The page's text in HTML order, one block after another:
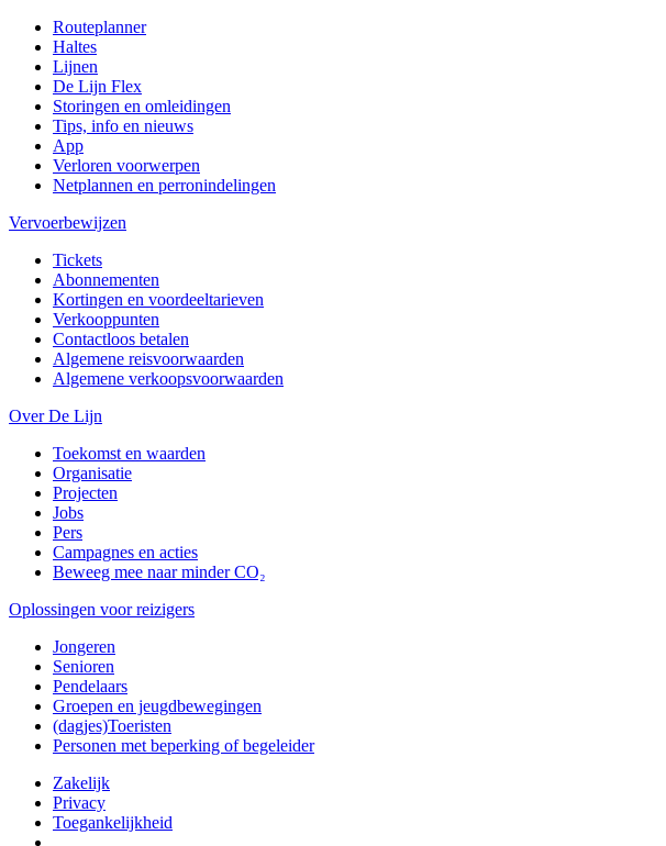
Routeplanner
Haltes
Lijnen
De Lijn Flex
Storingen en omleidingen
Tips, info en nieuws
App
Verloren voorwerpen
Netplannen en perronindelingen
Vervoerbewijzen
Tickets
Abonnementen
Kortingen en voordeeltarieven
Verkooppunten
Contactloos betalen
Algemene reisvoorwaarden
Algemene verkoopsvoorwaarden
Over De Lijn
Toekomst en waarden
Organisatie
Projecten
Jobs
Pers
Campagnes en acties
Beweeg mee naar minder CO₂
Oplossingen voor reizigers
Jongeren
Senioren
Pendelaars
Groepen en jeugdbewegingen
(dagjes)Toeristen
Personen met beperking of begeleider
Zakelijk
Privacy
Toegankelijkheid